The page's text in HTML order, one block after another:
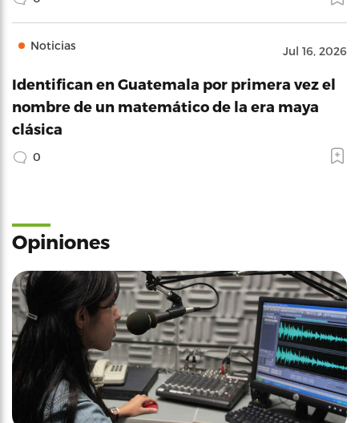
Noticias Jul 16, 2026
Identifican en Guatemala por primera vez el
nombre de un matemático de la era maya
clásica
0
Opiniones